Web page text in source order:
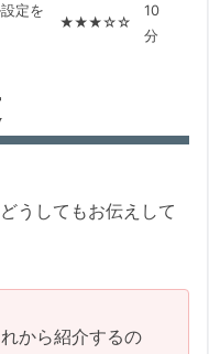
定を
★★★☆☆
10
分
うしてもお伝えして
から紹介するの